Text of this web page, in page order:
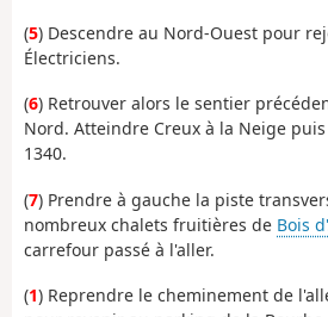
(5) Descendre au Nord-Ouest pour
Électriciens.
(6) Retrouver alors le sentier
Nord. Atteindre Creux à la Neige
1340.
(7) Prendre à gauche la piste
nombreux chalets fruitières de Bois
carrefour passé à l'aller.
(1) Reprendre le cheminement de